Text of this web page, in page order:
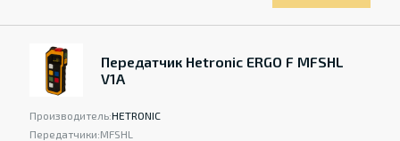
Передатчик Hetronic ERGO F MFSHL
V1A
Производитель:HETRONIC
Передатчики:MFSHL